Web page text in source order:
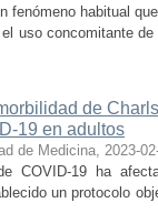
fenómeno habitual
uso concomitante
de
19 en adultos
de Medicina, 2023-
COVID-19 ha
un protocolo